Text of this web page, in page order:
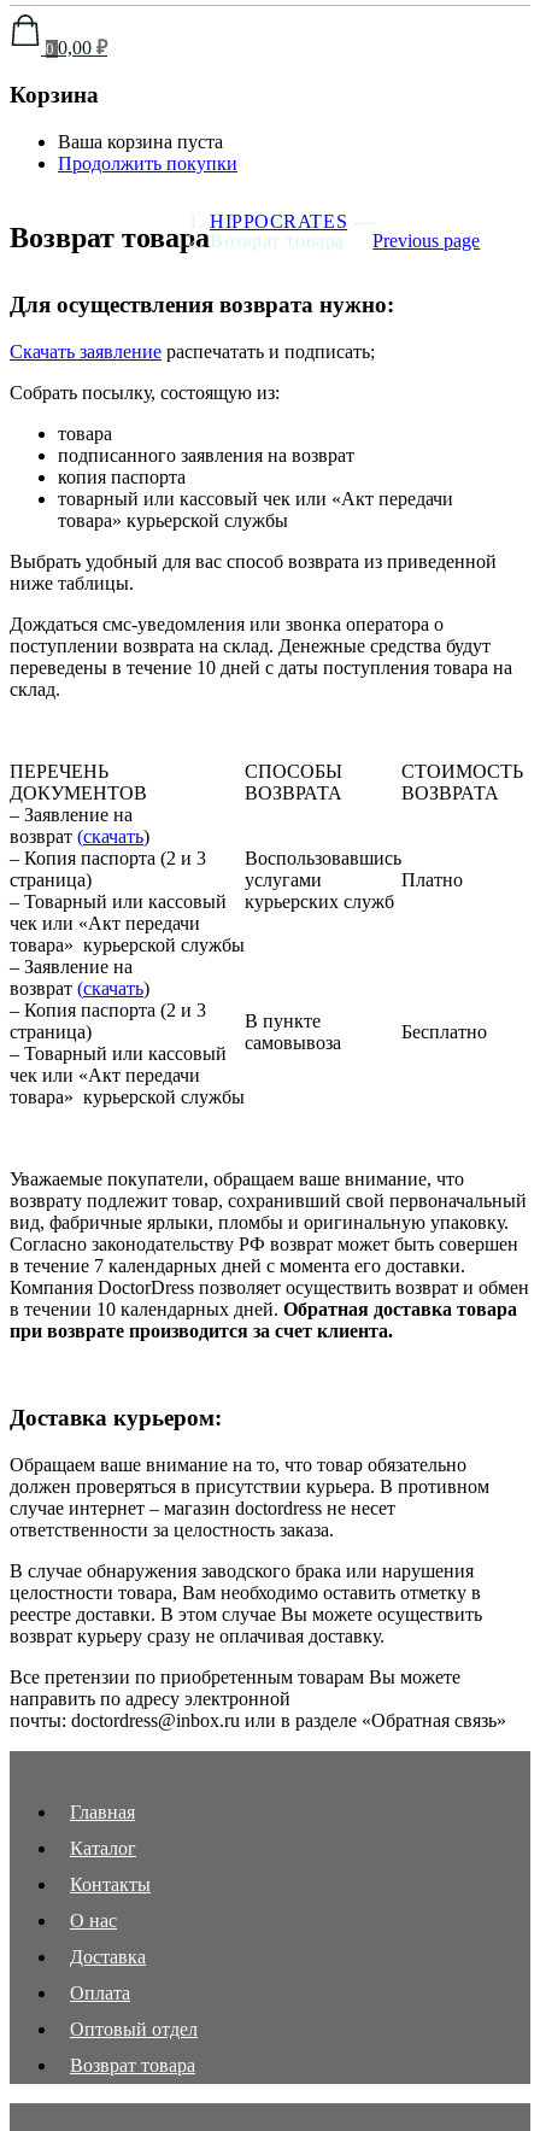
0 0,00 ₽
Корзина
Ваша корзина пуста
Продолжить покупки
Возврат товара
HIPPOCRATES —
Возврат товара
Previous page
Для осуществления возврата нужно:
Скачать заявление распечатать и подписать;
Собрать посылку, состоящую из:
товара
подписанного заявления на возврат
копия паспорта
товарный или кассовый чек или «Акт передачи
товара» курьерской службы
Выбрать удобный для вас способ возврата из приведенной
ниже таблицы.
Дождаться смс-уведомления или звонка оператора о
поступлении возврата на склад. Денежные средства будут
переведены в течение 10 дней с даты поступления товара на
склад.
ПЕРЕЧЕНЬ
ДОКУМЕНТОВ
СПОСОБЫ
ВОЗВРАТА
СТОИМОСТЬ
ВОЗВРАТА
– Заявление на
возврат (скачать)
– Копия паспорта (2 и 3
страница)
– Товарный или кассовый
чек или «Акт передачи
товара» курьерской службы
Воспользовавшись
услугами
курьерских служб
Платно
– Заявление на
возврат (скачать)
– Копия паспорта (2 и 3
страница)
– Товарный или кассовый
чек или «Акт передачи
товара» курьерской службы
В пункте
самовывоза
Бесплатно
Уважаемые покупатели, обращаем ваше внимание, что
возврату подлежит товар, сохранивший свой первоначальный
вид, фабричные ярлыки, пломбы и оригинальную упаковку.
Согласно законодательству РФ возврат может быть совершен
в течение 7 календарных дней с момента его доставки.
Компания DoctorDress позволяет осуществить возврат и обмен
в течении 10 календарных дней. Обратная доставка товара
при возврате производится за счет клиента.
Доставка курьером:
Обращаем ваше внимание на то, что товар обязательно
должен проверяться в присутствии курьера. В противном
случае интернет – магазин doctordress не несет
ответственности за целостность заказа.
В случае обнаружения заводского брака или нарушения
целостности товара, Вам необходимо оставить отметку в
реестре доставки. В этом случае Вы можете осуществить
возврат курьеру сразу не оплачивая доставку.
Все претензии по приобретенным товарам Вы можете
направить по адресу электронной
почты: doctordress@inbox.ru или в разделе «Обратная связь»
Главная
Каталог
Контакты
О нас
Доставка
Оплата
Оптовый отдел
Возврат товара